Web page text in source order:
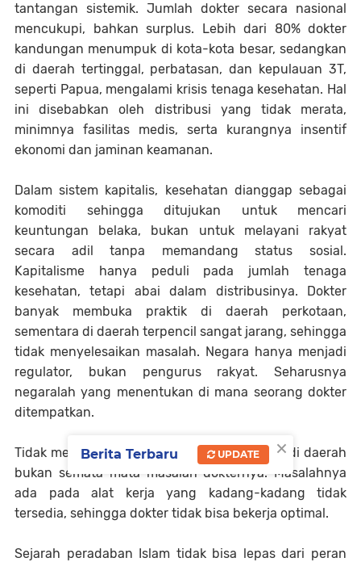
tantangan sistemik. Jumlah dokter secara nasional
mencukupi, bahkan surplus. Lebih dari 80% dokter
kandungan menumpuk di kota-kota besar, sedangkan
di daerah tertinggal, perbatasan, dan kepulauan 3T,
seperti Papua, mengalami krisis tenaga kesehatan. Hal
ini disebabkan oleh distribusi yang tidak merata,
minimnya fasilitas medis, serta kurangnya insentif
ekonomi dan jaminan keamanan.
Dalam sistem kapitalis, kesehatan dianggap sebagai
komoditi sehingga ditujukan untuk mencari
keuntungan belaka, bukan untuk melayani rakyat
secara adil tanpa memandang status sosial.
Kapitalisme hanya peduli pada jumlah tenaga
kesehatan, tetapi abai dalam distribusinya. Dokter
banyak membuka praktik di daerah perkotaan,
sementara di daerah terpencil sangat jarang, sehingga
tidak menyelesaikan masalah. Negara hanya menjadi
regulator, bukan pengurus rakyat. Seharusnya
negaralah yang menentukan di mana seorang dokter
ditempatkan.
Tidak meratanya dokter dan dokter spesialis di daerah
bukan semata-mata masalah dokternya. Masalahnya
ada pada alat kerja yang kadang-kadang tidak
tersedia, sehingga dokter tidak bisa bekerja optimal.
Sejarah peradaban Islam tidak bisa lepas dari peran
×
Berita Terbaru UPDATE